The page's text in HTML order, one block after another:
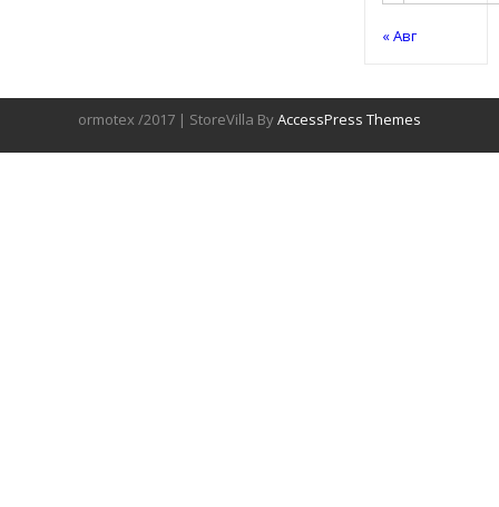
« Авг
ormotex /2017 | StoreVilla ByAccessPress Themes